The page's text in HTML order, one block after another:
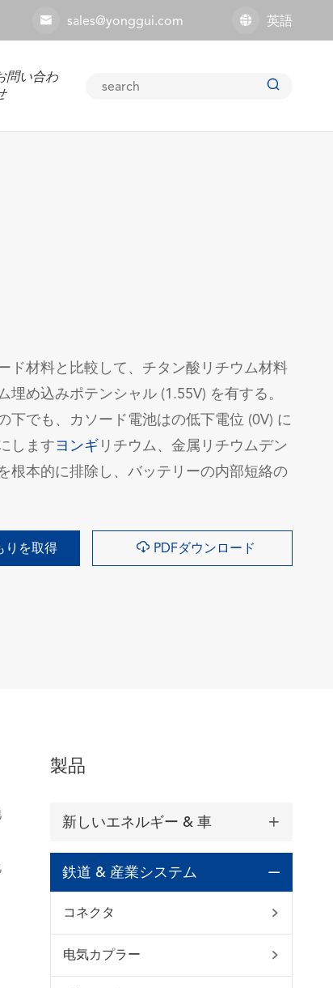
 sales@yonggui.com  英語
問い合わ

ド材料と比較して、チタン酸リチウム材料
埋め込みポテンシャル (1.55V) を有する。
下でも、カソード電池はの低下電位 (0V) に
しますヨンギリチウム、金属リチウムデン
根本的に排除し、バッテリーの内部短絡の
りを取得  PDFダウンロード
製品
新しいエネルギー & 車 
鉄道 & 産業システム 
コネクタ 
电気カプラー 